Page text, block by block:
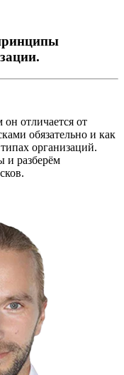
он отличается от
обязательно и как
организаций.
и разберём